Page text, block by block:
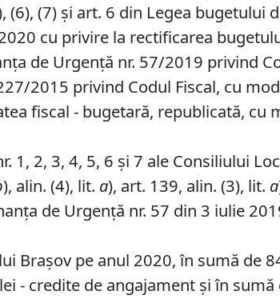
(7) și art. 6 din Legea bugetului
cu privire la rectificarea
de Urgență nr. 57/2019 privind
2015 privind Codul Fiscal, cu
fiscal - bugetară, republicată, cu
2, 3, 4, 5, 6 și 7 ale Consiliului
), alin. (4), lit. a), art. 139, alin. (3), lit. a
de Urgență nr. 57 din 3 iulie
Brașov pe anul 2020, în sumă de
- credite de angajament și în